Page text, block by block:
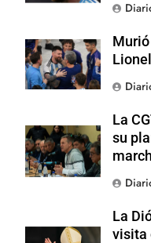
La
su
La
visita